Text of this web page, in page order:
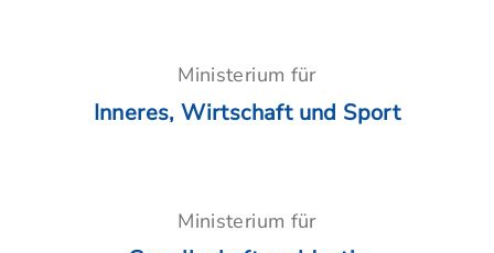
Ministerium für
Inneres, Wirtschaft und Sport
Ministerium für